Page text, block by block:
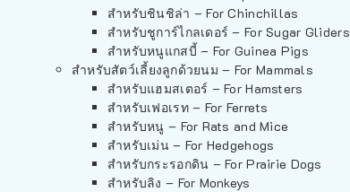
สำหรับชินชิล่า – For Chinchillas
สำหรับชูการ์ไกลเดอร์ – For Sugar Gliders
สำหรับหนูแกสบี้ – For Guinea Pigs
สำหรับสัตว์เลี้ยงลูกด้วยนม – For Mammals
สำหรับแฮมสเตอร์ – For Hamsters
สำหรับเฟอเรท – For Ferrets
สำหรับหนู – For Rats and Mice
สำหรับเม่น – For Hedgehogs
สำหรับกระรอกดิน – For Prairie Dogs
สำหรับลิง – For Monkeys